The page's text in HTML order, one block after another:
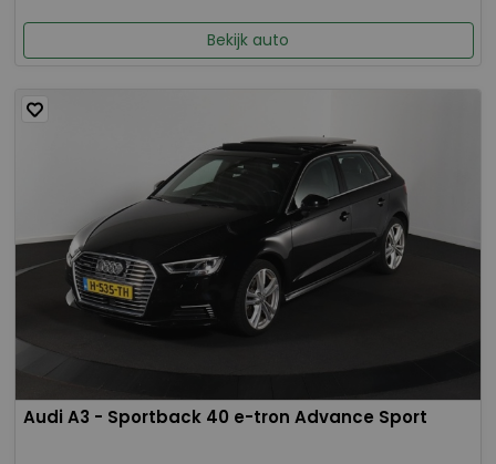
Bekijk auto
Audi A3 - Sportback 40 e-tron Advance Sport